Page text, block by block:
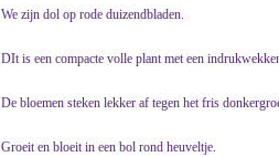
We zijn dol op rode duizendbladen.
DIt is een compacte volle plant met een
De bloemen steken lekker af tegen het fris
Groeit en bloeit in een bol rond heuveltje.